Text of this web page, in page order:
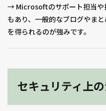
→ Microsoftのサポート担当や
もあり、一般的なブログやま
を得られるのが強みです。
セキュリティ上